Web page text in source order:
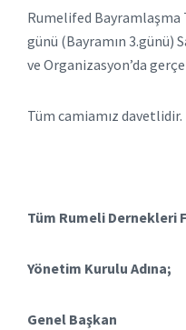
Rumelifed Bayramlaşma
günü (Bayramın 3.günü)
ve Organizasyon’da
Tüm camiamız davetlidir.
Tüm Rumeli Dernekleri
Yönetim Kurulu Adına;
Genel Başkan